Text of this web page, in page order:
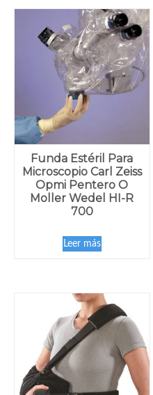
Funda Estéril Para
Microscopio Carl Zeiss
Opmi Pentero O
Moller Wedel HI-R
700
Leer más